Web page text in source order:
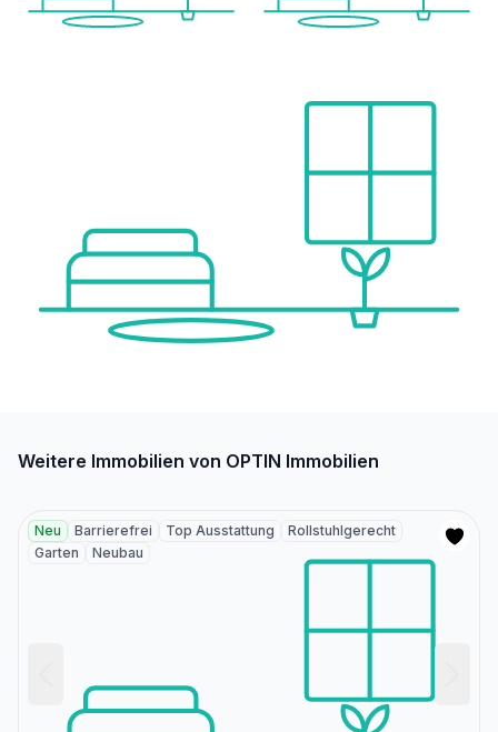
Weitere Immobilien von OPTIN Immobilien
Neu Barrierefrei Top Ausstattung
Rollstuhlgerecht
Garten
Neubau